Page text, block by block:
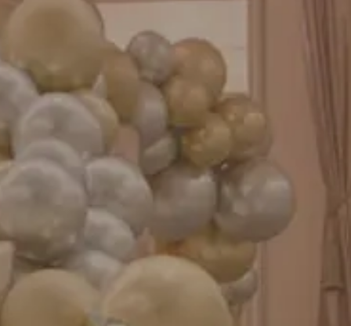
成人式バルーン特集